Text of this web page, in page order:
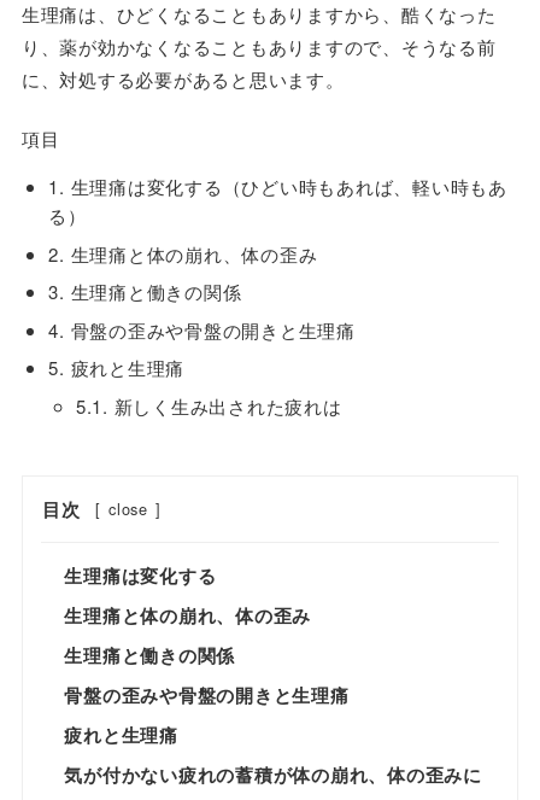
生理痛は、ひどくなることもありますから、酷くなった
り、薬が効かなくなることもありますので、そうなる前
に、対処する必要があると思います。
項目
1. 生理痛は変化する（ひどい時もあれば、軽い時もあ
る）
2. 生理痛と体の崩れ、体の歪み
3. 生理痛と働きの関係
4. 骨盤の歪みや骨盤の開きと生理痛
5. 疲れと生理痛
5.1. 新しく生み出された疲れは
目次 [ close ]
生理痛は変化する
生理痛と体の崩れ、体の歪み
生理痛と働きの関係
骨盤の歪みや骨盤の開きと生理痛
疲れと生理痛
気が付かない疲れの蓄積が体の崩れ、体の歪みに